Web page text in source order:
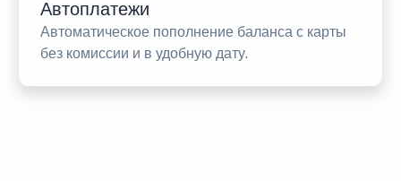
Автоплатежи
Автоматическое пополнение баланса с карты
без комиссии и в удобную дату.